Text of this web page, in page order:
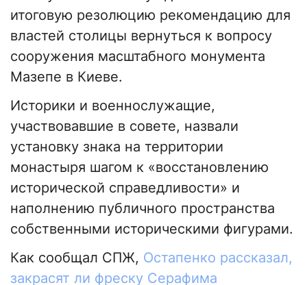
итоговую резолюцию рекомендацию для
властей столицы вернуться к вопросу
сооружения масштабного монумента
Мазепе в Киеве.
Историки и военнослужащие,
участвовавшие в совете, назвали
установку знака на территории
монастыря шагом к «восстановлению
исторической справедливости» и
наполнению публичного пространства
собственными историческими фигурами.
Как сообщал СПЖ, Остапенко рассказал,
закрасят ли фреску Серафима